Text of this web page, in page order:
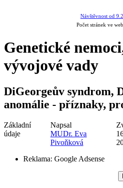
Návštěvnost od
Počet stránek ve
Genetické
vývojové vady
DiGeorgeův syndrom,
anomálie - příznaky,
Základní
údaje
Napsal
MUDr. Eva
Pivoňková
Reklama: Google Adsense